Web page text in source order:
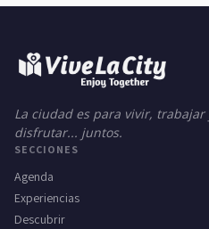
La ciudad es para vivir, trabajar
disfrutar... juntos.
SECCIONES
Agenda
Experiencias
Descubrir